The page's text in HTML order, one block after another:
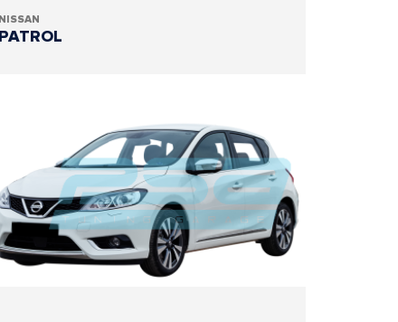
NISSAN
PATROL